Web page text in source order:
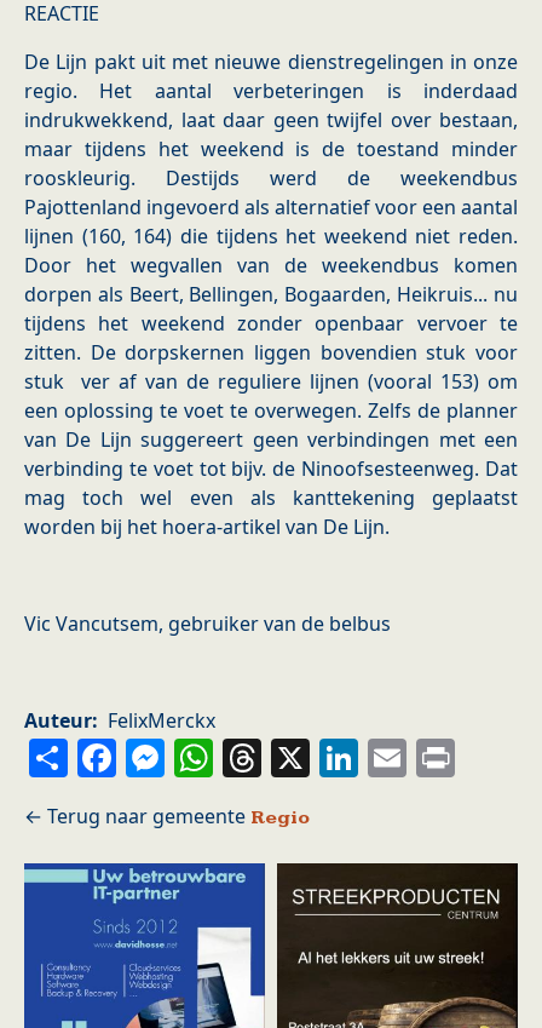
REACTIE
De Lijn pakt uit met nieuwe dienstregelingen in onze
regio. Het aantal verbeteringen is inderdaad
indrukwekkend, laat daar geen twijfel over bestaan,
maar tijdens het weekend is de toestand minder
rooskleurig. Destijds werd de weekendbus
Pajottenland ingevoerd als alternatief voor een aantal
lijnen (160, 164) die tijdens het weekend niet reden.
Door het wegvallen van de weekendbus komen
dorpen als Beert, Bellingen, Bogaarden, Heikruis... nu
tijdens het weekend zonder openbaar vervoer te
zitten. De dorpskernen liggen bovendien stuk voor
stuk ver af van de reguliere lijnen (vooral 153) om
een oplossing te voet te overwegen. Zelfs de planner
van De Lijn suggereert geen verbindingen met een
verbinding te voet tot bijv. de Ninoofsesteenweg. Dat
mag toch wel even als kanttekening geplaatst
worden bij het hoera-artikel van De Lijn.
Vic Vancutsem, gebruiker van de belbus
Auteur FelixMerckx
ShareFacebook
Messenger
WhatsApp
Threads
X LinkedIn
Email
Regio